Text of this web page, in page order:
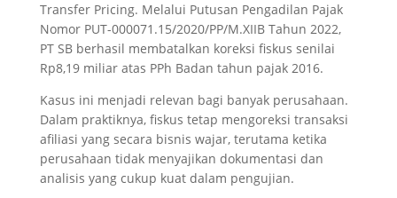
Transfer Pricing. Melalui Putusan Pengadilan Pajak
Nomor PUT-000071.15/2020/PP/M.XIIB Tahun 2022,
PT SB berhasil membatalkan koreksi fiskus senilai
Rp8,19 miliar atas PPh Badan tahun pajak 2016.
Kasus ini menjadi relevan bagi banyak perusahaan.
Dalam praktiknya, fiskus tetap mengoreksi transaksi
afiliasi yang secara bisnis wajar, terutama ketika
perusahaan tidak menyajikan dokumentasi dan
analisis yang cukup kuat dalam pengujian.